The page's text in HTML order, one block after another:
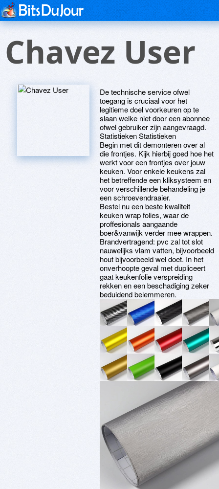
Chavez User
De technische service ofwel
toegang is cruciaal voor het
legitieme doel voorkeuren op te
slaan welke niet door een abonnee
ofwel gebruiker zijn aangevraagd.
Statistieken Statistieken
Begin met dit demonteren over al
die frontjes. Kijk hierbij goed hoe het
werkt voor een frontjes over jouw
keuken. Voor enkele keukens zal
het betreffende een kliksysteem en
voor verschillende behandeling je
een schroevendraaier.
Bestel nu een beste kwaliteit
keuken wrap folies, waar de
proffesionals aangaande
boer&vanwijk verder mee wrappen.
Brandvertragend: pvc zal tot slot
nauwelijks vlam vatten, bijvoorbeeld
hout bijvoorbeeld wel doet. In het
onverhoopte geval met dupliceert
gaat keukenfolie verspreiding
rekken en een beschadiging zeker
beduidend belemmeren.